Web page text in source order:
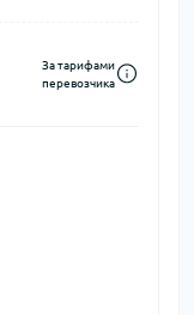
За тарифами
перевозчика